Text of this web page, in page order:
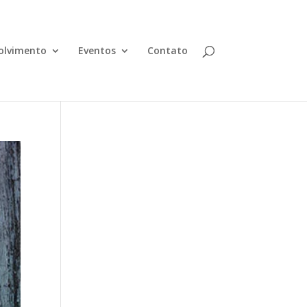
Eventos Contato